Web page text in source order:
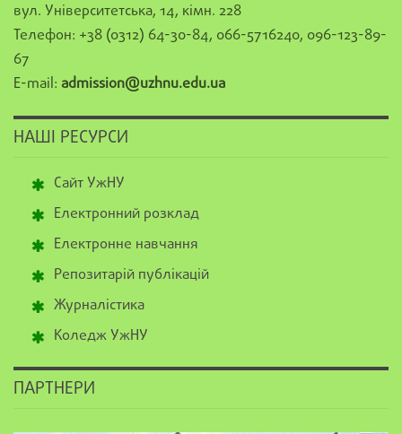
вул. Університетська, 14, кімн. 228
Телефон: +38 (0312) 64-30-84, 066-5716240, 096-123-89-
67
E-mail: admission@uzhnu.edu.ua
НАШІ РЕСУРСИ
Сайт УжНУ
Електронний розклад
Електронне навчання
Репозитарій публікацій
Журналістика
Коледж УжНУ
ПАРТНЕРИ